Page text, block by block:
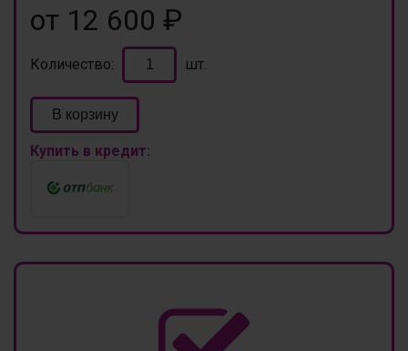
от 12 600 ₽
Количество: шт.
В корзину
Купить в кредит: